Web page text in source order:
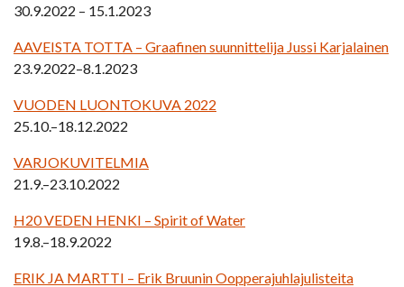
30.9.2022 – 15.1.2023
AAVEISTA TOTTA – Graafinen suunnittelija Jussi Karjalainen
23.9.2022–8.1.2023
VUODEN LUONTOKUVA 2022
25.10.–18.12.2022
VARJOKUVITELMIA
21.9.–23.10.2022
H20 VEDEN HENKI – Spirit of Water
19.8.–18.9.2022
ERIK JA MARTTI – Erik Bruunin Oopperajuhlajulisteita